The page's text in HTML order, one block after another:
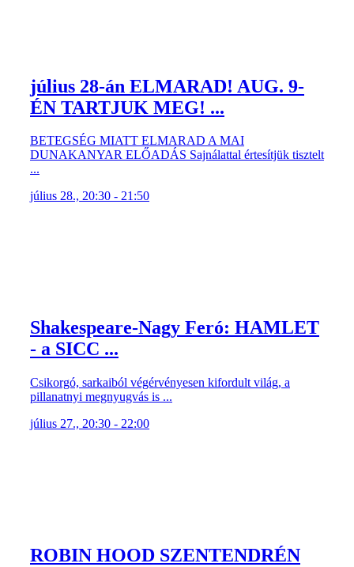
július 28-án ELMARAD! AUG. 9-
ÉN TARTJUK MEG! ...
BETEGSÉG MIATT ELMARAD A MAI
DUNAKANYAR ELŐADÁS Sajnálattal értesítjük tisztelt
...
július 28., 20:30 - 21:50
Shakespeare-Nagy Feró: HAMLET
- a SICC ...
Csikorgó, sarkaiból végérvényesen kifordult világ, a
pillanatnyi megnyugvás is ...
július 27., 20:30 - 22:00
ROBIN HOOD SZENTENDRÉN